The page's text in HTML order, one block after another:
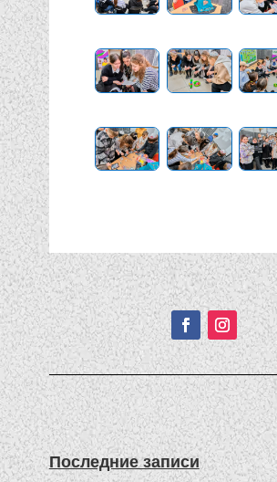
Подписывайтесь!
Последние записи